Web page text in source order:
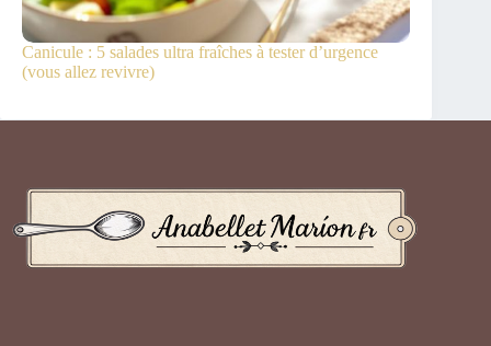
Canicule : 5 salades ultra fraîches à tester d’urgence
(vous allez revivre)